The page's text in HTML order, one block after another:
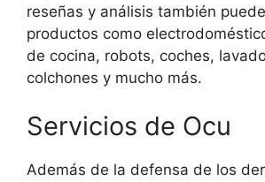
reseñas y análisis también
productos como
de cocina, robots, coches,
colchones y mucho más.
Servicios de Ocu
Además de la defensa de los